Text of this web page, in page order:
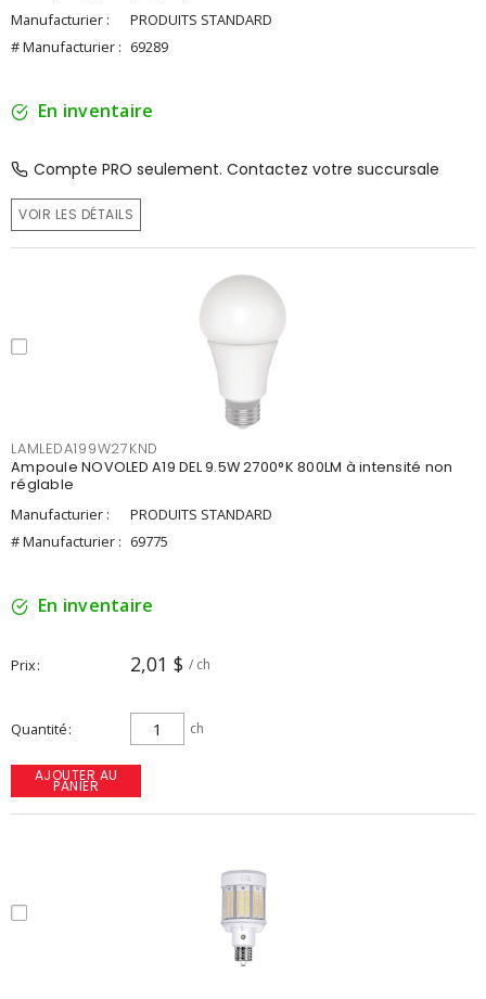
Manufacturier :
PRODUITS STANDARD
# Manufacturier : 69289
En inventaire
Compte PRO seulement. Contactez votre succursale
VOIR LES DÉTAILS
LAMLEDA199W27KND
Ampoule NOVOLED A19 DEL 9.5W 2700°K 800LM à intensité non
réglable
Manufacturier :
PRODUITS STANDARD
# Manufacturier : 69775
En inventaire
Prix 2,01 $ / ch
Quantité ch
AJOUTER AU
PANIER